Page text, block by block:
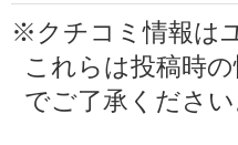
※クチコミ情報は
これらは投稿時
でご了承ください